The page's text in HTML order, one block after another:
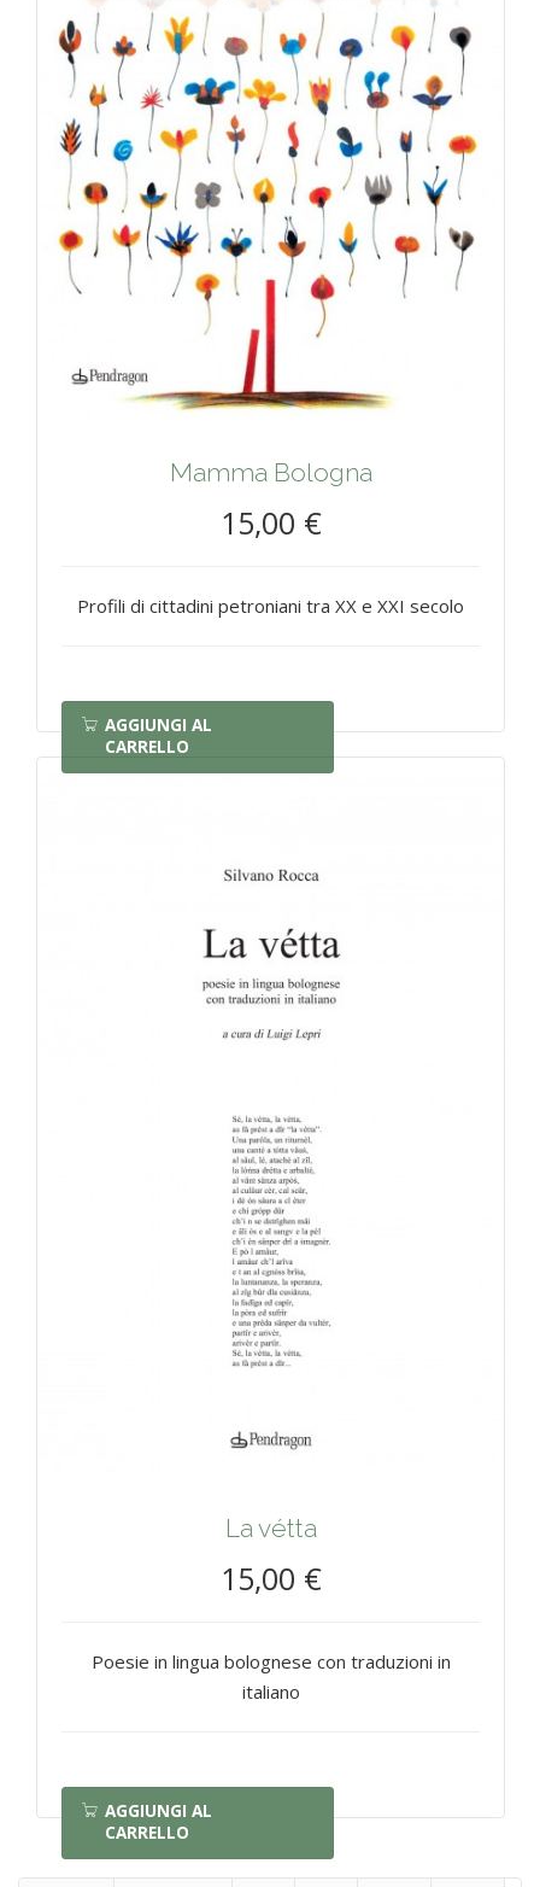
Mamma Bologna
15,00 €
Profili di cittadini petroniani tra XX e XXI secolo
AGGIUNGI AL
CARRELLO
La vétta
15,00 €
Poesie in lingua bolognese con traduzioni in
italiano
AGGIUNGI AL
CARRELLO